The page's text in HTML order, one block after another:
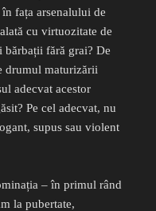
fața arsenalului de
cu virtuozitate de
bărbații fără grai? De
drumul maturizării
adecvat acestor
Pe cel adecvat, nu
supus sau violent
– în primul rând
la pubertate,